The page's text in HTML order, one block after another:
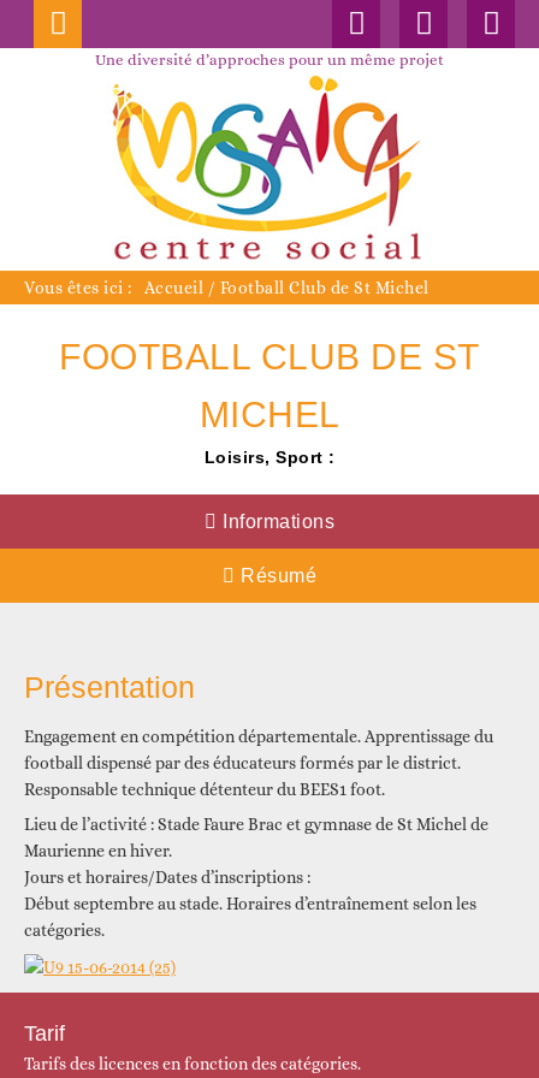
Une diversité d’approches pour un même projet
Vous êtes ici : Accueil / Football Club de St Michel
FOOTBALL CLUB DE ST
MICHEL
Loisirs, Sport :
Informations
Résumé
Présentation
Engagement en compétition départementale. Apprentissage du
football dispensé par des éducateurs formés par le district.
Responsable technique détenteur du BEES1 foot.
Lieu de l’activité : Stade Faure Brac et gymnase de St Michel de
Maurienne en hiver.
Jours et horaires/Dates d’inscriptions :
Début septembre au stade. Horaires d’entraînement selon les
catégories.
Tarif
Tarifs des licences en fonction des catégories.